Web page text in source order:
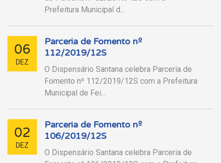
Prefeitura Municipal d...
06
DEZ
Parceria de Fomento nº
112/2019/12S
O Dispensário Santana celebra Parceria de
Fomento nº 112/2019/12S com a Prefeitura
Municipal de Fei...
02
DEZ
Parceria de Fomento nº
106/2019/12S
O Dispensário Santana celebra Parceria de